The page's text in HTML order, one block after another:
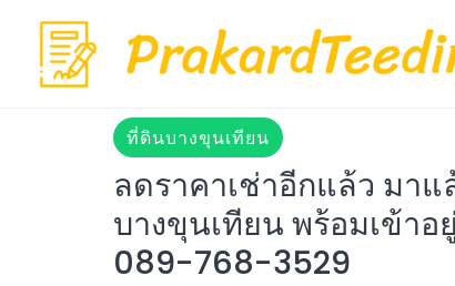
content
ที่ดินบางขุนเทียน
ลดราคาเช่าอีกแล้ว มา
บางขุนเทียน พร้อมเข้าอ
089-768-3529